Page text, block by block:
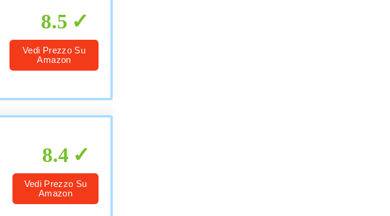
8.5
Vedi Prezzo Su
Amazon
8.4
Vedi Prezzo Su
Amazon